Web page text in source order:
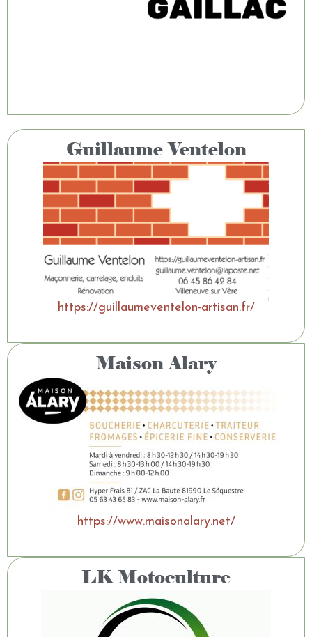
Guillaume Ventelon
https://guillaumeventelon-artisan.fr/
Maison Alary
https://www.maisonalary.net/
LK Motoculture